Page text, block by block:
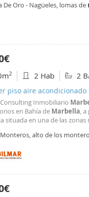
privacidad y
De Oro - Nagüeles, lomas de
2 2 Hab 2
piso aire acondicionado
Inmobiliario
en Bahía de Marbella,
situada en una de las
generosas dimensiones, su
alto de los